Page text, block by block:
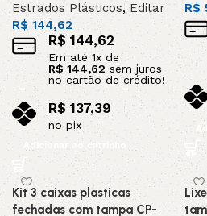
Estrados Plásticos,Editar
R$ 144,62
R$ 144,62
Em até 1x de
R$ 144,62 sem juros
no cartão de crédito!
R$137,39
no pix
Adicionar ao carrinho
R$
Kit 3 caixas plasticas
fechadas com tampa CP-